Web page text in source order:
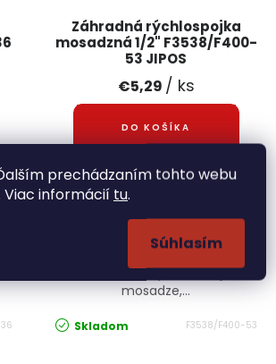
prechádzaním tohto webu
Viac informácií tu.
Súhlasím
Záhradná rýchlospojka
mosadzná 1/2" F3538/F400-
53 JIPOS
€5,29 / ks
DO KOŠÍKA
Vysoko kvalitná mosadzná
záhradná rýchlospojka JIPOS
1/2" F3538/F400-53 je ideálnou
voľbou pre efektívne pripojenie
a odpojenie záhradnej hadice.
Je vyrobený z odolnej
mosadze,...
Skladom F3538/F400-53